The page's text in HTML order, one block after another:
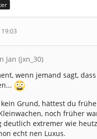
Jan (jxn_30)
wenn jemand sagt, dass
Grund, hättest du
noch früher
deutlich extremer wie
echt nen Luxus.